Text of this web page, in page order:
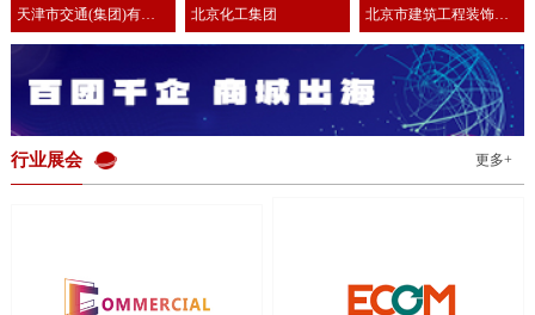
天津市交通(集团)有限
公司
北京化工集团 北京市建筑工程装饰集
团有限公司
行业展会 更多+